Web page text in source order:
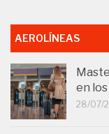
AEROLÍNEAS
en
28/07/